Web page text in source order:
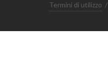
Termini di utilizzo /